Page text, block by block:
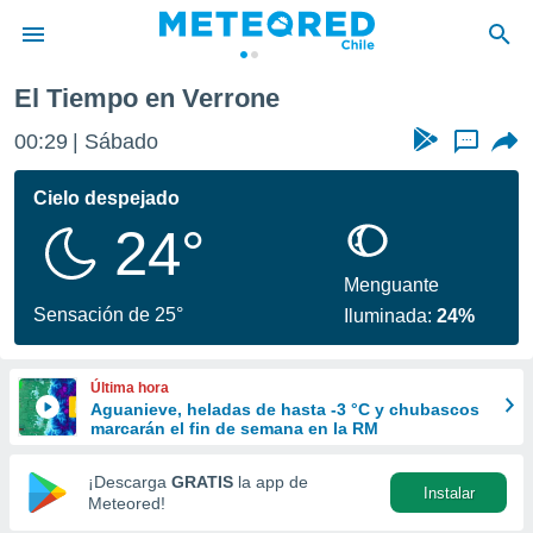
de
por
se
calidad.
a este
las
y
forma
digital
basada
El Tiempo en Verrone
00:29 Sábado ...
Cielo despejado
24°
Sensación de 25°
Menguante
Iluminada:24%
Última hora
Aguanieve, heladas de hasta -3 °C y chubascos
marcarán el fin de semana en la RM
¡Descarga GRATIS la app de
Meteored!
Instalar